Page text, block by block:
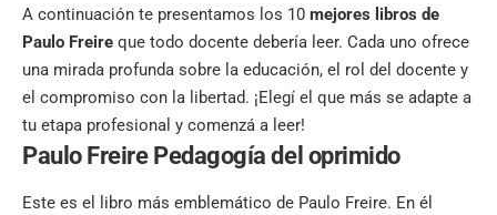
A continuación te presentamos los 10 mejores libros de
Paulo Freire que todo docente debería leer. Cada uno ofrece
una mirada profunda sobre la educación, el rol del docente y
el compromiso con la libertad. ¡Elegí el que más se adapte a
tu etapa profesional y comenzá a leer!
Paulo Freire Pedagogía del oprimido
Este es el libro más emblemático de Paulo Freire. En él